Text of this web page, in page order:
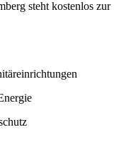
steht kostenlos zur